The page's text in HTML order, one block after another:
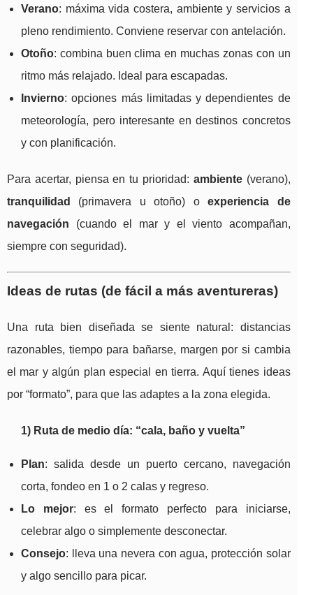
Verano: máxima vida costera, ambiente y servicios a
pleno rendimiento. Conviene reservar con antelación.
Otoño: combina buen clima en muchas zonas con un
ritmo más relajado. Ideal para escapadas.
Invierno: opciones más limitadas y dependientes de
meteorología, pero interesante en destinos concretos
y con planificación.
Para acertar, piensa en tu prioridad: ambiente(verano),
tranquilidad
(primavera u otoño) oexperiencia de
navegación (cuando el mar y el viento acompañan,
siempre con seguridad).
Ideas de rutas (de fácil a más aventureras)
Una ruta bien diseñada se siente natural: distancias
razonables, tiempo para bañarse, margen por si cambia
el mar y algún plan especial en tierra. Aquí tienes ideas
por “formato”, para que las adaptes a la zona elegida.
1) Ruta de medio día: “cala, baño y vuelta”
Plan: salida desde un puerto cercano, navegación
corta, fondeo en 1 o 2 calas y regreso.
Lo mejor: es el formato perfecto para iniciarse,
celebrar algo o simplemente desconectar.
Consejo: lleva una nevera con agua, protección solar
y algo sencillo para picar.